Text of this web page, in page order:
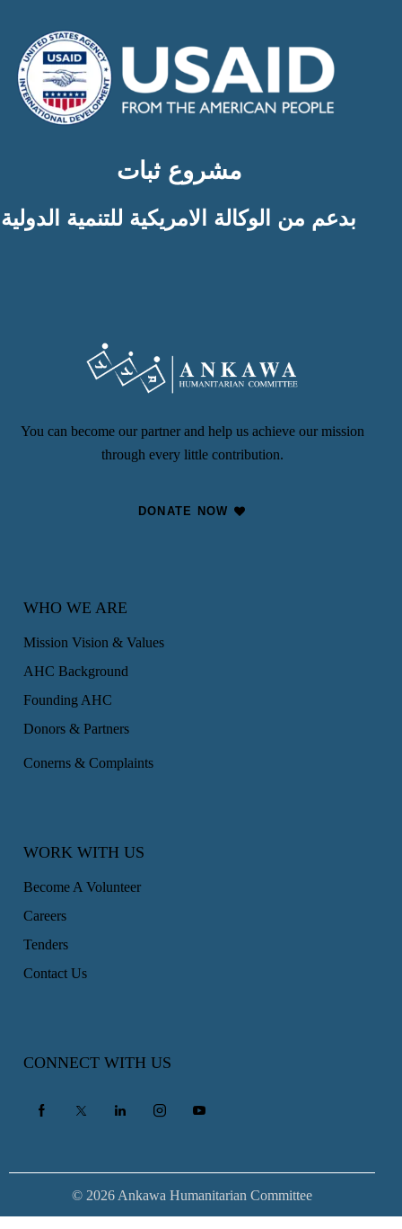
مشروع ثبات
بدعم من الوكالة الامريكية للتنمية الدولية
You can become our partner and help us achieve our mission
through every little contribution.
DONATE NOW
WHO WE ARE
Mission Vision & Values
AHC Background
Founding AHC
Donors & Partners
Conerns & Complaints
WORK WITH US
Become A Volunteer
Careers
Tenders
Contact Us
CONNECT WITH US
© 2026 Ankawa Humanitarian Committee